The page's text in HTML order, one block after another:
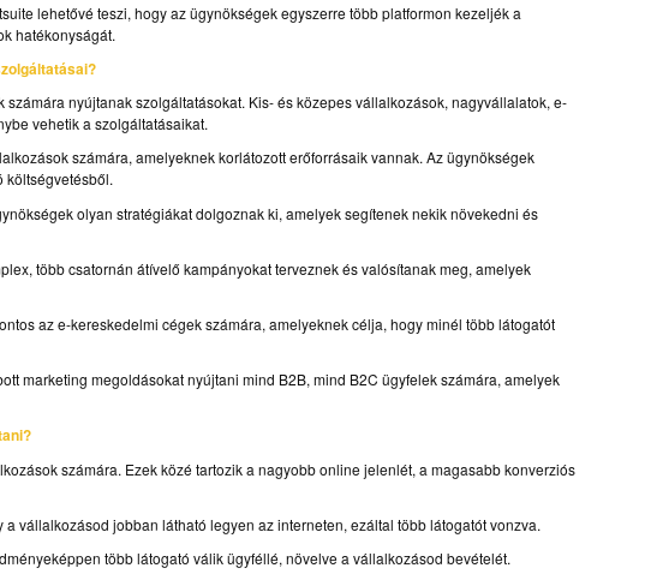
lehetővé teszi, hogy az ügynökségek egyszerre több platformon kezeljék a
hatékonyságát.
nyújtanak szolgáltatásokat. Kis- és közepes vállalkozások, nagyvállalatok, e-
vehetik a szolgáltatásaikat.
számára, amelyeknek korlátozott erőforrásaik vannak. Az ügynökségek
költségvetésből.
olyan stratégiákat dolgoznak ki, amelyek segítenek nekik növekedni és
több csatornán átívelő kampányokat terveznek és valósítanak meg, amelyek
az e-kereskedelmi cégek számára, amelyeknek célja, hogy minél több látogatót
marketing megoldásokat nyújtani mind B2B, mind B2C ügyfelek számára, amelyek
számára. Ezek közé tartozik a nagyobb online jelenlét, a magasabb konverziós
vállalkozásod jobban látható legyen az interneten, ezáltal több látogatót vonzva.
több látogató válik ügyféllé, növelve a vállalkozásod bevételét.